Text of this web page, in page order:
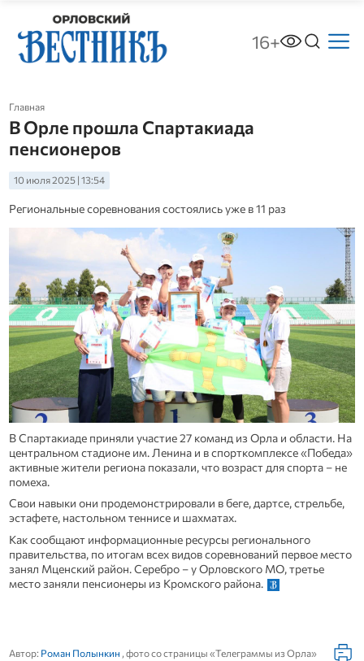
16+
Главная
В Орле прошла Спартакиада
пенсионеров
10 июля 2025 | 13:54
Региональные соревнования состоялись уже в 11 раз
В Спартакиаде приняли участие 27 команд из Орла и области. На
центральном стадионе им. Ленина и в спорткомплексе «Победа»
активные жители региона показали, что возраст для спорта – не
помеха.
Свои навыки они продемонстрировали в беге, дартсе, стрельбе,
эстафете, настольном теннисе и шахматах.
Как сообщают информационные ресурсы регионального
правительства, по итогам всех видов соревнований первое место
занял Мценский район. Серебро – у Орловского МО, третье
место заняли пенсионеры из Кромского района.
Автор: Роман Полынкин , фото со страницы «Телеграммы из Орла»